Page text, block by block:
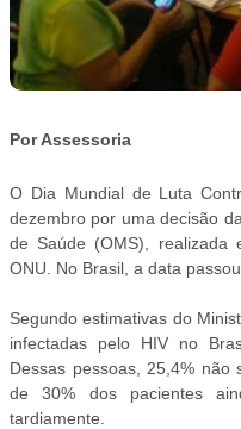
Por Assessoria
O Dia Mundial de Luta
dezembro por uma decisão
de Saúde (OMS),
ONU. No Brasil, a data
Segundo estimativas do
infectadas pelo HIV no
Dessas pessoas, 25,4% não
de 30% dos pacientes
tardiamente.